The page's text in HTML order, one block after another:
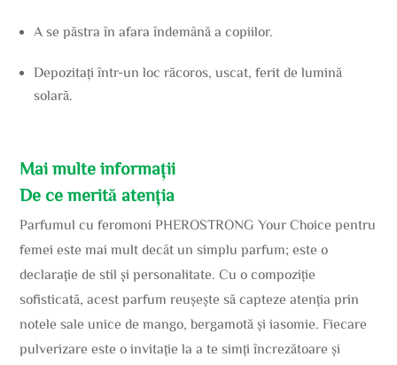
A se păstra în afara îndemână a copiilor.
Depozitați într-un loc răcoros, uscat, ferit de lumină
solară.
Mai multe informații
De ce merită atenția
Parfumul cu feromoni PHEROSTRONG Your Choice pentru
femei este mai mult decât un simplu parfum; este o
declarație de stil și personalitate. Cu o compoziție
sofisticată, acest parfum reușește să capteze atenția prin
notele sale unice de mango, bergamotă și iasomie. Fiecare
pulverizare este o invitație la a te simți încrezătoare și